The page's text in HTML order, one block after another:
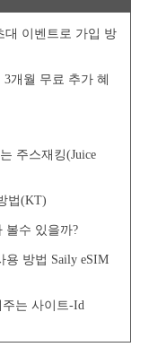
대 이벤트로 가입 방
개월 무료 추가 혜
주스재킹(Juice
법(KT)
볼수 있을까?
용 방법 Saily eSIM
는 사이트-Id